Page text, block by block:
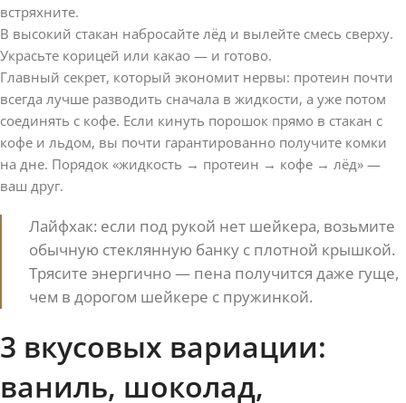
встряхните.
В высокий стакан набросайте лёд и вылейте смесь сверху.
Украсьте корицей или какао — и готово.
Главный секрет, который экономит нервы: протеин почти
всегда лучше разводить сначала в жидкости, а уже потом
соединять с кофе. Если кинуть порошок прямо в стакан с
кофе и льдом, вы почти гарантированно получите комки
на дне. Порядок «жидкость → протеин → кофе → лёд» —
ваш друг.
Лайфхак: если под рукой нет шейкера, возьмите
обычную стеклянную банку с плотной крышкой.
Трясите энергично — пена получится даже гуще,
чем в дорогом шейкере с пружинкой.
3 вкусовых вариации:
ваниль, шоколад,